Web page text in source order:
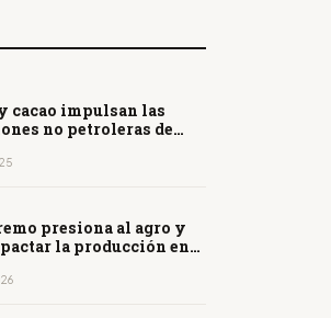
cacao impulsan las
no petroleras de
presiona al agro y
la producción en
¿En que consiste la